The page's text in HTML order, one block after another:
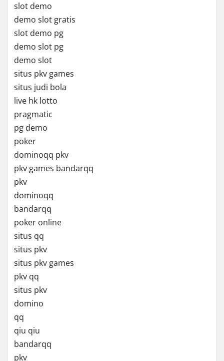
slot demo
demo slot gratis
slot demo pg
demo slot pg
demo slot
situs pkv games
situs judi bola
live hk lotto
pragmatic
pg demo
poker
dominoqq pkv
pkv games bandarqq
pkv
dominoqq
bandarqq
poker online
situs qq
situs pkv
situs pkv games
pkv qq
situs pkv
domino
qq
qiu qiu
bandarqq
pkv